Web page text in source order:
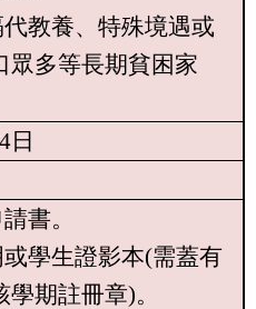
教養、特殊境遇或
眾多等長期貧困家
日
書。
學生證影本(需蓋有
學期註冊章)。